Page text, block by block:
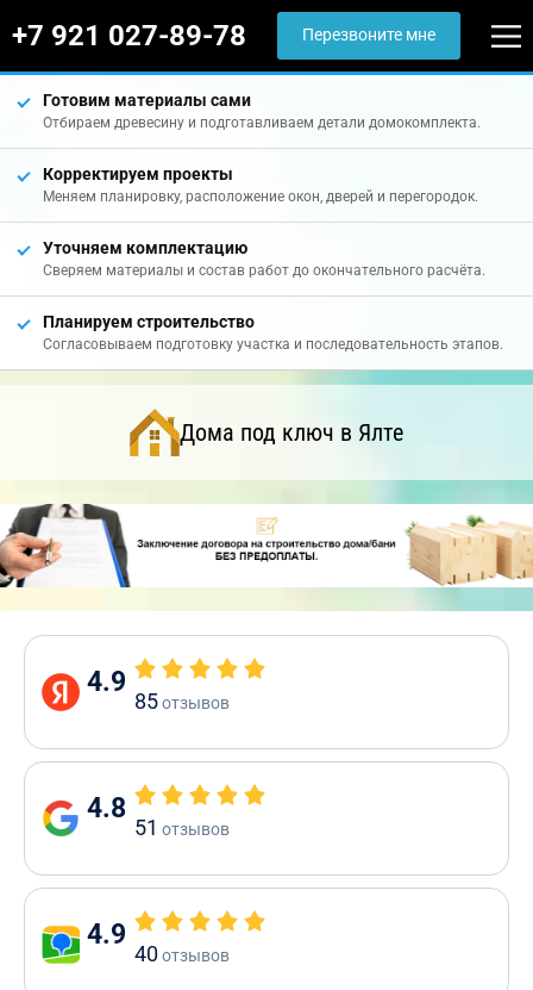
+7 921 027-89-78 Перезвоните мне
Готовим материалы сами
Отбираем древесину и подготавливаем детали домокомплекта.
Корректируем проекты
Меняем планировку, расположение окон, дверей и перегородок.
Уточняем комплектацию
Сверяем материалы и состав работ до окончательного расчёта.
Планируем строительство
Согласовываем подготовку участка и последовательность этапов.
Дома под ключ в Ялте
4.9
85отзывов
4.8
51 отзывов
4.9
40отзывов